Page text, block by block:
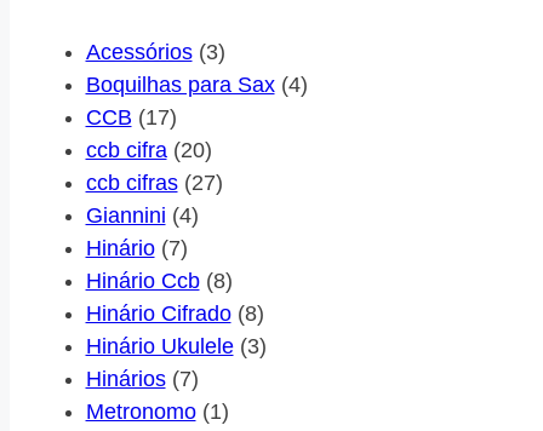
Acessórios(3)
Boquilhas para Sax(4)
CCB (17)
ccb cifra(20)
ccb cifras(27)
Giannini (4)
Hinário(7)
Hinário Ccb(8)
Hinário Cifrado(8)
Hinário Ukulele(3)
Hinários(7)
Metronomo(1)